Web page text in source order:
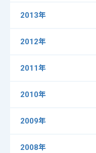
2013年
2012年
2011年
2010年
2009年
2008年